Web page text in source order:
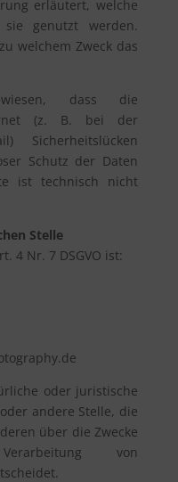
erläutert, welche
genutzt werden.
welchem Zweck das
dass die
(z. B. bei der
Sicherheitslücken
Schutz der Daten
ist technisch nicht
Stelle
4 Nr. 7 DSGVO ist:
oder juristische
andere Stelle, die
über die Zwecke
von